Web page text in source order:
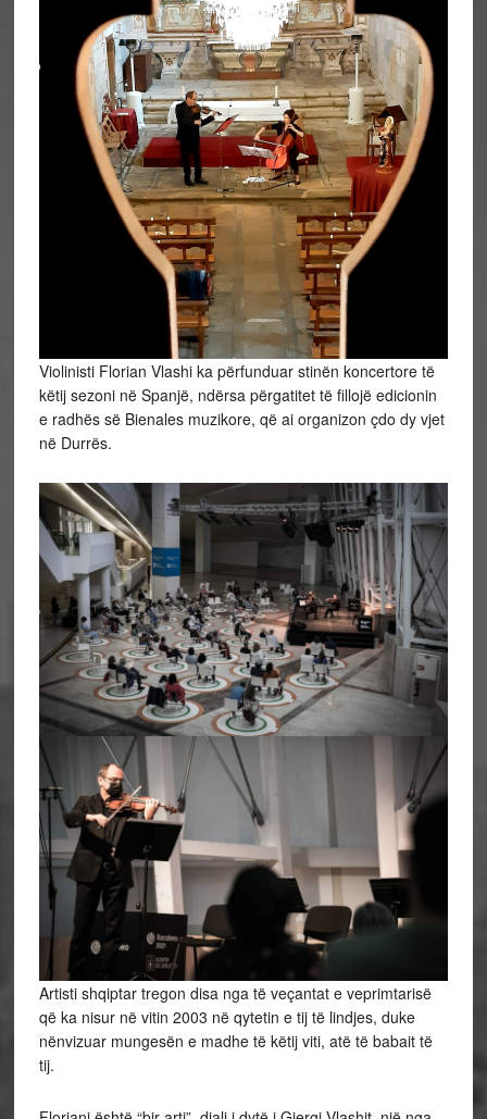
Violinisti Florian Vlashi ka përfunduar stinën koncertore të
këtij sezoni në Spanjë, ndërsa përgatitet të fillojë edicionin
e radhës së Bienales muzikore, që ai organizon çdo dy vjet
në Durrës.
Artisti shqiptar tregon disa nga të veçantat e veprimtarisë
që ka nisur në vitin 2003 në qytetin e tij të lindjes, duke
nënvizuar mungesën e madhe të këtij viti, atë të babait të
tij.